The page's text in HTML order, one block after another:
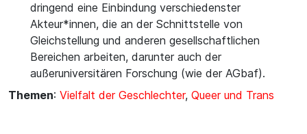
dringend eine Einbindung verschiedenster
Akteur*innen, die an der Schnittstelle von
Gleichstellung und anderen gesellschaftlichen
Bereichen arbeiten, darunter auch der
außeruniversitären Forschung (wie der AGbaf).
Themen: Vielfalt der Geschlechter, Queer und Trans